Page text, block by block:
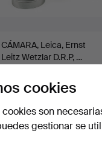
CÁMARA, Leica, Ernst
Leitz Wetzlar D.R.P, …
15 pujas
433 USDcookies
son
gestionar se